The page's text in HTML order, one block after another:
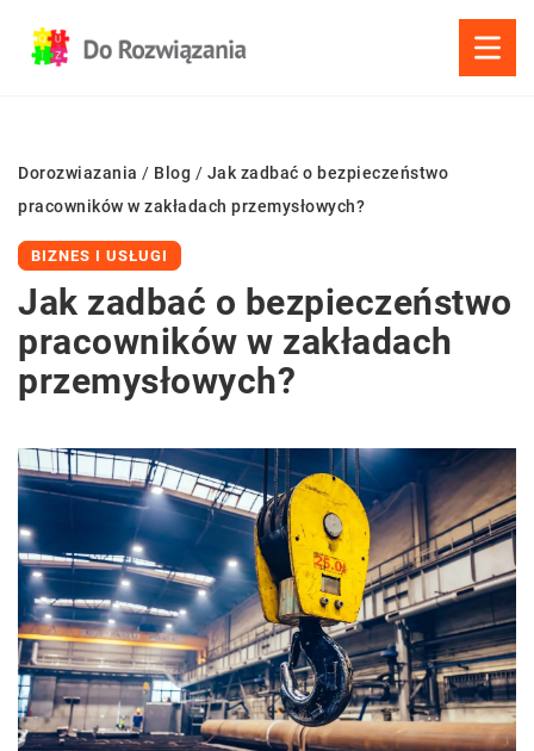
Dorozwiazania / Blog / Jak zadbać o bezpieczeństwo
pracowników w zakładach przemysłowych?
BIZNES I USŁUGI
Jak zadbać o bezpieczeństwo
pracowników w zakładach
przemysłowych?